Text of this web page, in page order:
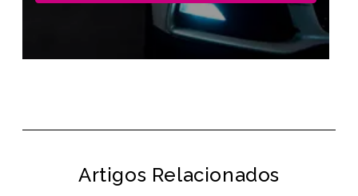
Artigos Relacionados